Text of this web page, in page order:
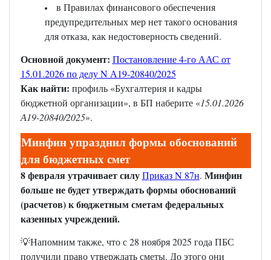
в Правилах финансового обеспечения
предупредительных мер нет такого основания
для отказа, как недостоверность сведений.
Основной документ: Постановление 4-го ААС от
15.01.2026 по делу N А19-20840/2025
Как найти: профиль «Бухгалтерия и кадры
бюджетной организации», в БП наберите «15.01.2026
А19-20840/2025».
Минфин упразднил формы обоснований
для бюджетных смет
8 февраля утрачивает силуПриказ N 87н. Минфин
больше не будет утверждать формы обоснований
(расчетов) к бюджетным сметам федеральных
казенных учреждений.
💡Напомним также, что с 28 ноября 2025 года ПБС
получили право утверждать сметы. До этого они